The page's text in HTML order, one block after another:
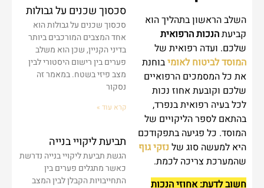
סכסוך שכנים על גבולות
סכסוך שכנים על גבולות הוא
אחד המצבים המורכבים ביותר
בדיני הקניין, שכן הוא משלב
פערים בין רישום היסטורי לבין
מצב פיזי בשטח. במאמר זה
נסקור
קרא עוד »
תביעת ליקויי בנייה
הגשת תביעת ליקויי בנייה נדרשת
כאשר מתגלים פערים בין
התחייבויות הקבלן לבין המצב
השלב הראשון בתהליך הוא
קביעתהנכות הרפואית
שלכם. ועדה רפואית של
המוסד לביטוח לאומיבוחנת
את כל המסמכים הרפואיים
שלכם וקובעת אחוז נכות
לכל בעיה רפואית בנפרד,
בהתאם לספר הליקויים של
המוסד. כל פגיעה בתפקודכם
היא למעשה סוג של נזקי גוף
שהמערכת צריכה לכמת.
חשוב לדעת: אחוזי הנכות